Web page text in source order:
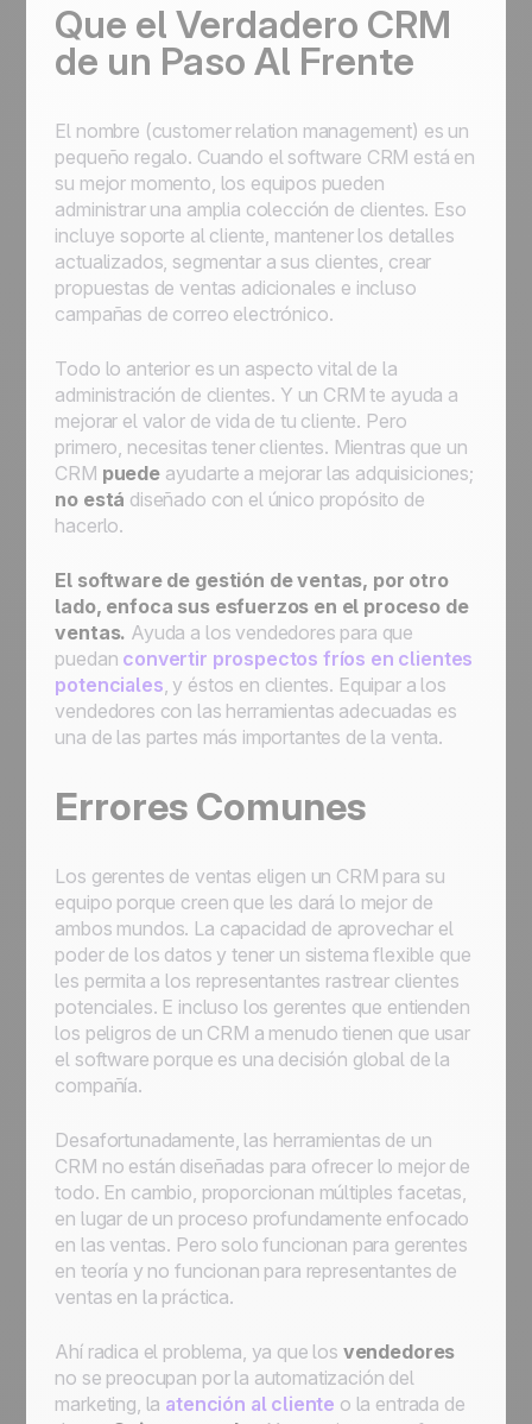
Que el Verdadero CRM
de un Paso Al Frente
El nombre (customer relation management) es un
pequeño regalo. Cuando el software CRM está en
su mejor momento, los equipos pueden
administrar una amplia colección de clientes. Eso
incluye soporte al cliente, mantener los detalles
actualizados, segmentar a sus clientes, crear
propuestas de ventas adicionales e incluso
campañas de correo electrónico.
Todo lo anterior es un aspecto vital de la
administración de clientes. Y un CRM te ayuda a
mejorar el valor de vida de tu cliente. Pero
primero, necesitas tener clientes. Mientras que un
CRM puedeayudarte a mejorar las adquisiciones;
no está diseñado con el único propósito de
hacerlo.
El software de gestión de ventas, por otro
lado, enfoca sus esfuerzos en el proceso de
ventas. Ayuda a los vendedores para que
puedan convertir prospectos fríos en clientes
potenciales, y éstos en clientes. Equipar a los
vendedores con las herramientas adecuadas es
una de las partes más importantes de la venta.
Errores Comunes
Los gerentes de ventas eligen un CRM para su
equipo porque creen que les dará lo mejor de
ambos mundos. La capacidad de aprovechar el
poder de los datos y tener un sistema flexible que
les permita a los representantes rastrear clientes
potenciales. E incluso los gerentes que entienden
los peligros de un CRM a menudo tienen que usar
el software porque es una decisión global de la
compañía.
Desafortunadamente, las herramientas de un
CRM no están diseñadas para ofrecer lo mejor de
todo. En cambio, proporcionan múltiples facetas,
en lugar de un proceso profundamente enfocado
en las ventas. Pero solo funcionan para gerentes
en teoría y no funcionan para representantes de
ventas en la práctica.
Ahí radica el problema, ya que los vendedores
no se preocupan por la automatización del
marketing, la atención al cliente o la entrada de